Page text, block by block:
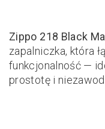
Zippo 218 Black
zapalniczka, która
funkcjonalność —
prostotę i